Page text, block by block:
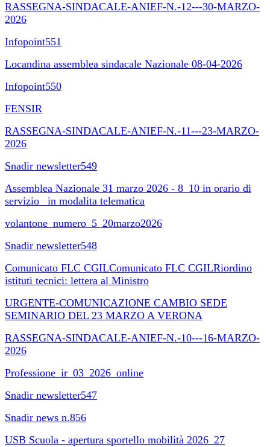
RASSEGNA-SINDACALE-ANIEF-N.-12---30-MARZO-
2026
Infopoint551
Locandina assemblea sindacale Nazionale 08-04-2026
Infopoint550
FENSIR
RASSEGNA-SINDACALE-ANIEF-N.-11---23-MARZO-
2026
Snadir newsletter549
Assemblea Nazionale 31 marzo 2026 - 8_10 in orario di
servizio_ in modalita telematica
volantone_numero_5_20marzo2026
Snadir newsletter548
Comunicato FLC CGILComunicato FLC CGILRiordino
istituti tecnici: lettera al Ministro
URGENTE-COMUNICAZIONE CAMBIO SEDE
SEMINARIO DEL 23 MARZO A VERONA
RASSEGNA-SINDACALE-ANIEF-N.-10---16-MARZO-
2026
Professione_ir_03_2026_online
Snadir newsletter547
Snadir news n.856
USB Scuola - apertura sportello mobilità 2026_27